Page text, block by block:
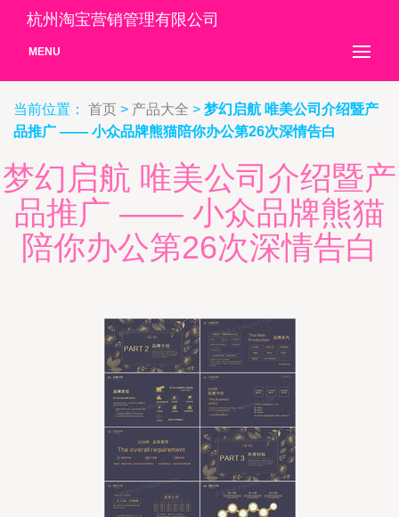
杭州淘宝营销管理有限公司
MENU
当前位置： 首页 > 产品大全 > 梦幻启航 唯美公司介绍暨产
品推广 —— 小众品牌熊猫陪你办公第26次深情告白
梦幻启航 唯美公司介绍暨产
品推广 —— 小众品牌熊猫
陪你办公第26次深情告白